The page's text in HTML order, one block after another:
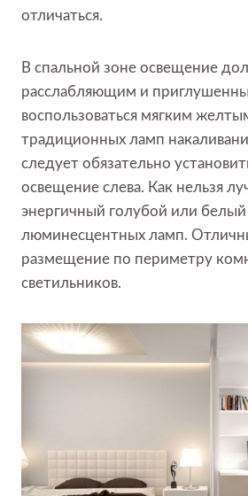
отличаться.
В спальной зоне освещение
расслабляющим и
воспользоваться мягким
традиционных ламп
следует обязательно
освещение слева. Как нельзя
энергичный голубой или белый
люминесцентных ламп.
размещение по периметру
светильников.